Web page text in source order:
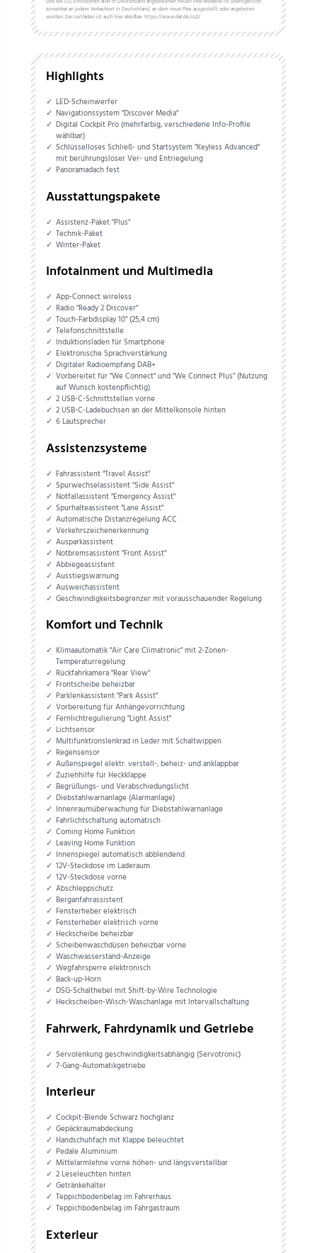
und die CO₂-Emissionen aller in Deutschland angebotenen neuen Pkw-Modelle ist unentgeltlich
einsehbar an jedem Verkaufsort in Deutschland, an dem neue Pkw ausgestellt oder angeboten
werden. Der Leitfaden ist auch hier abrufbar: https://www.dat.de/co2/
Highlights
LED-Scheinwerfer
Navigationssystem "Discover Media"
Digital Cockpit Pro (mehrfarbig, verschiedene Info-Profile
wählbar)
Schlüsselloses Schließ- und Startsystem "Keyless Advanced"
mit berührungsloser Ver- und Entriegelung
Panoramadach fest
Ausstattungspakete
Assistenz-Paket "Plus"
Technik-Paket
Winter-Paket
Infotainment und Multimedia
App-Connect wireless
Radio "Ready 2 Discover"
Touch-Farbdisplay 10" (25,4 cm)
Telefonschnittstelle
Induktionsladen für Smartphone
Elektronische Sprachverstärkung
Digitaler Radioempfang DAB+
Vorbereitet für "We Connect" und "We Connect Plus" (Nutzung
auf Wunsch kostenpflichtig)
2 USB-C-Schnittstellen vorne
2 USB-C-Ladebuchsen an der Mittelkonsole hinten
6 Lautsprecher
Assistenzsysteme
Fahrassistent "Travel Assist"
Spurwechselassistent "Side Assist"
Notfallassistent "Emergency Assist"
Spurhalteassistent "Lane Assist"
Automatische Distanzregelung ACC
Verkehrszeichenerkennung
Ausparkassistent
Notbremsassistent "Front Assist"
Abbiegeassistent
Ausstiegswarnung
Ausweichassistent
Geschwindigkeitsbegrenzer mit vorausschauender Regelung
Komfort und Technik
Klimaautomatik "Air Care Climatronic" mit 2-Zonen-
Temperaturregelung
Rückfahrkamera "Rear View"
Frontscheibe beheizbar
Parklenkassistent "Park Assist"
Vorbereitung für Anhängevorrichtung
Fernlichtregulierung "Light Assist"
Lichtsensor
Multifunktionslenkrad in Leder mit Schaltwippen
Regensensor
Außenspiegel elektr. verstell-, beheiz- und anklappbar
Zuziehhilfe für Heckklappe
Begrüßungs- und Verabschiedungslicht
Diebstahlwarnanlage (Alarmanlage)
Innenraumüberwachung für Diebstahlwarnanlage
Fahrlichtschaltung automatisch
Coming Home Funktion
Leaving Home Funktion
Innenspiegel automatisch abblendend
12V-Steckdose im Laderaum
12V-Steckdose vorne
Abschleppschutz
Berganfahrassistent
Fensterheber elektrisch
Fensterheber elektrisch vorne
Heckscheibe beheizbar
Scheibenwaschdüsen beheizbar vorne
Waschwasserstand-Anzeige
Wegfahrsperre elektronisch
Back-up-Horn
DSG-Schalthebel mit Shift-by-Wire Technologie
Heckscheiben-Wisch-Waschanlage mit Intervallschaltung
Fahrwerk, Fahrdynamik und Getriebe
Servolenkung geschwindigkeitsabhängig (Servotronic)
7-Gang-Automatikgetriebe
Interieur
Cockpit-Blende Schwarz hochglanz
Gepäckraumabdeckung
Handschuhfach mit Klappe beleuchtet
Pedale Aluminium
Mittelarmlehne vorne höhen- und längsverstellbar
2 Leseleuchten hinten
Getränkehalter
Teppichbodenbelag im Fahrerhaus
Teppichbodenbelag im Fahrgastraum
Exterieur